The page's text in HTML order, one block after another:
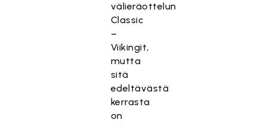
välieräottelun
Classic
–
Viikingit,
mutta
sitä
edeltävästä
kerrasta
on